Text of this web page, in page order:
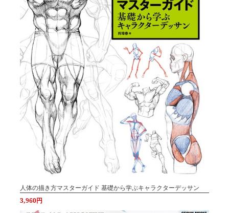
人体の描き方マスターガイド 基礎から学ぶキャラクターデッサン
3,960円